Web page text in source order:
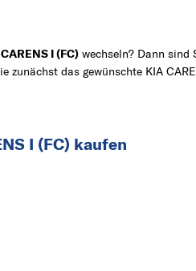
Großraumlimousine
Großraumlimousine
I (FC) wechseln? Dann sind
zunächst das gewünschte KIA
I (FC) kaufen